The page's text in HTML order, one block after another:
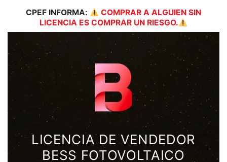
CPEF INFORMA:
COMPRAR A ALGUIEN SIN
LICENCIA ES COMPRAR UN RIESGO.
LICENCIA DE VENDEDOR
BESS FOTOVOLTAICO